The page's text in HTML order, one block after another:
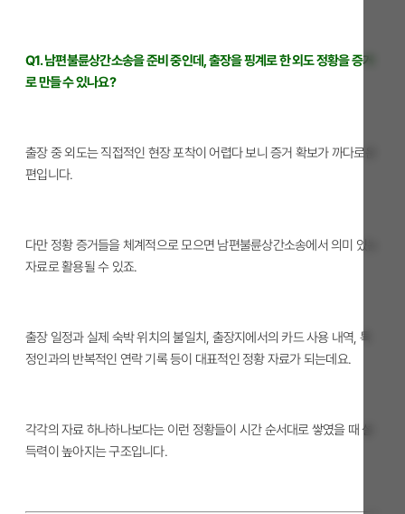
Q1. 남편불륜상간소송을 준비 중인데, 출장을 핑계로 한 외도 정황을 증거
로 만들 수 있나요?
출장 중 외도는 직접적인 현장 포착이 어렵다 보니 증거 확보가 까다로운
편입니다.
다만 정황 증거들을 체계적으로 모으면 남편불륜상간소송에서 의미 있는
자료로 활용될 수 있죠.
출장 일정과 실제 숙박 위치의 불일치, 출장지에서의 카드 사용 내역, 특
정인과의 반복적인 연락 기록 등이 대표적인 정황 자료가 되는데요.
각각의 자료 하나하나보다는 이런 정황들이 시간 순서대로 쌓였을 때 설
득력이 높아지는 구조입니다.